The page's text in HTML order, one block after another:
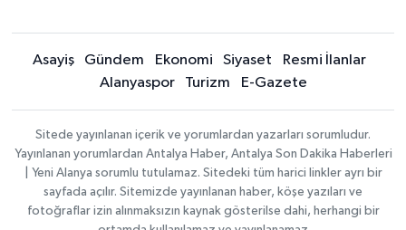
Asayiş Gündem Ekonomi Siyaset
Resmi İlanlar
Alanyaspor
Turizm E-Gazete
Sitede yayınlanan içerik ve yorumlardan yazarları sorumludur.
Yayınlanan yorumlardan Antalya Haber, Antalya Son Dakika Haberleri
| Yeni Alanya sorumlu tutulamaz. Sitedeki tüm harici linkler ayrı bir
sayfada açılır. Sitemizde yayınlanan haber, köşe yazıları ve
fotoğraflar izin alınmaksızın kaynak gösterilse dahi, herhangi bir